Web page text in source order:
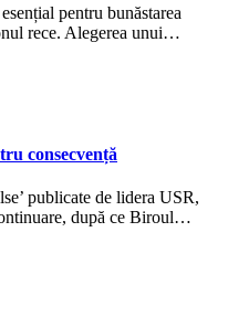
pentru bunăstarea
rece. Alegerea unui…
consecvență
publicate de lidera USR,
după ce Biroul…